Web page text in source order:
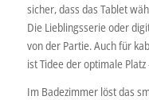
sicher, dass das Tablet
Die Lieblingsserie oder
von der Partie. Auch für
ist Tidee der optimale
Im Badezimmer löst das